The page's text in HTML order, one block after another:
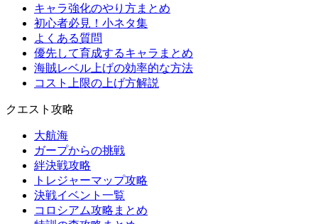
キャラ強化のやり方まとめ
初心者必見！小ネタ集
よくある質問
優先して育成するキャラまとめ
海賊レベル上げの効率的な方法
コスト上限の上げ方解説
クエスト攻略
大航海
ガープからの挑戦
絆決戦攻略
トレジャーマップ攻略
決戦イベント一覧
コロシアム攻略まとめ